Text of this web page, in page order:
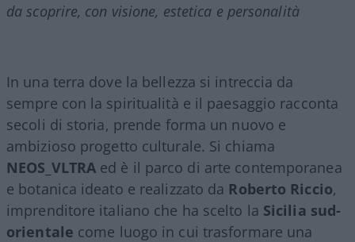
da scoprire, con visione, estetica e personalità
In una terra dove la bellezza si intreccia da
sempre con la spiritualità e il paesaggio racconta
secoli di storia, prende forma un nuovo e
ambizioso progetto culturale. Si chiama
NEOS_VLTRA ed è il parco di arte contemporanea
e botanica ideato e realizzato da Roberto Riccio,
imprenditore italiano che ha scelto la Sicilia sud-
orientale come luogo in cui trasformare una